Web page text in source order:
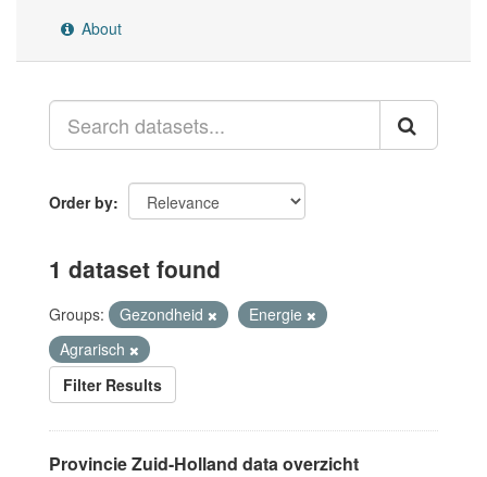
About
Order by
1 dataset found
Groups: Gezondheid
Energie
Agrarisch
Filter Results
Provincie Zuid-Holland data overzicht